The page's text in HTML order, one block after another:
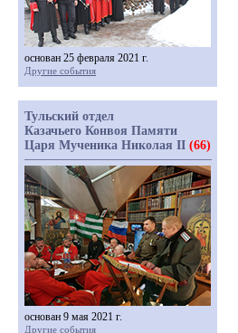
основан 25 февраля 2021 г.
Другие события
Тульский отдел
Казачьего Конвоя Памяти
Царя Мученика Николая II (66)
основан 9 мая 2021 г.
Другие события